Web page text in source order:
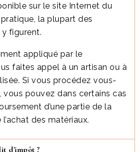
sur le site Internet du
la plupart des
figurent.
appliqué par le
faites appel à un artisan ou à
Si vous procédez vous-
vous pouvez dans certains cas
d’une partie de la
des matériaux.
d'impôt ?